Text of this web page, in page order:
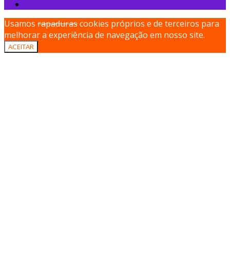
Usamos rapadurascookies próprios e de terceiros para
melhorar a experiência de navegação em nosso site.
ACEITAR